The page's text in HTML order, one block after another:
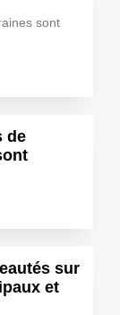
sont
de
sur
et